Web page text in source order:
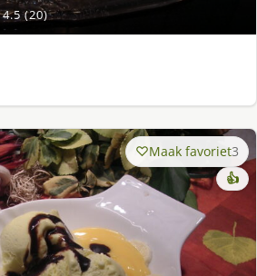
4.5 (20)
Maak favoriet3
👍